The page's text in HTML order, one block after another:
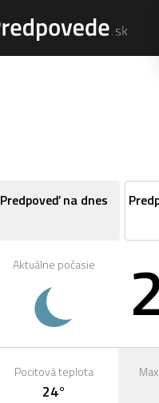
Predpoveď na dnes
Aktuálne počasie
Pocitová teplota
24°